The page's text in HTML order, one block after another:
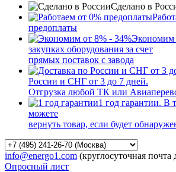
Сделано в
предоплаты
Экономим
закупках оборудования за счет
прямых поставок с завода
России и СНГ от 3 до 7 дней.
Отгрузка любой ТК или
1 год гарантии. В
можете
вернуть товар, если будет
info@energo1.com (круглосуточная почта
Опросный лист